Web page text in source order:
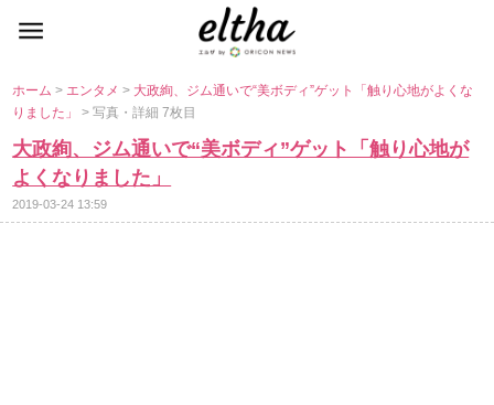
ホーム> エンタメ> 大政絢、ジム通いで“美ボディ”ゲット「触り心地がよくな
りました」> 写真・詳細 7枚目
大政絢、ジム通いで“美ボディ”ゲット「触り心地が
よくなりました」
2019-03-24 13:59